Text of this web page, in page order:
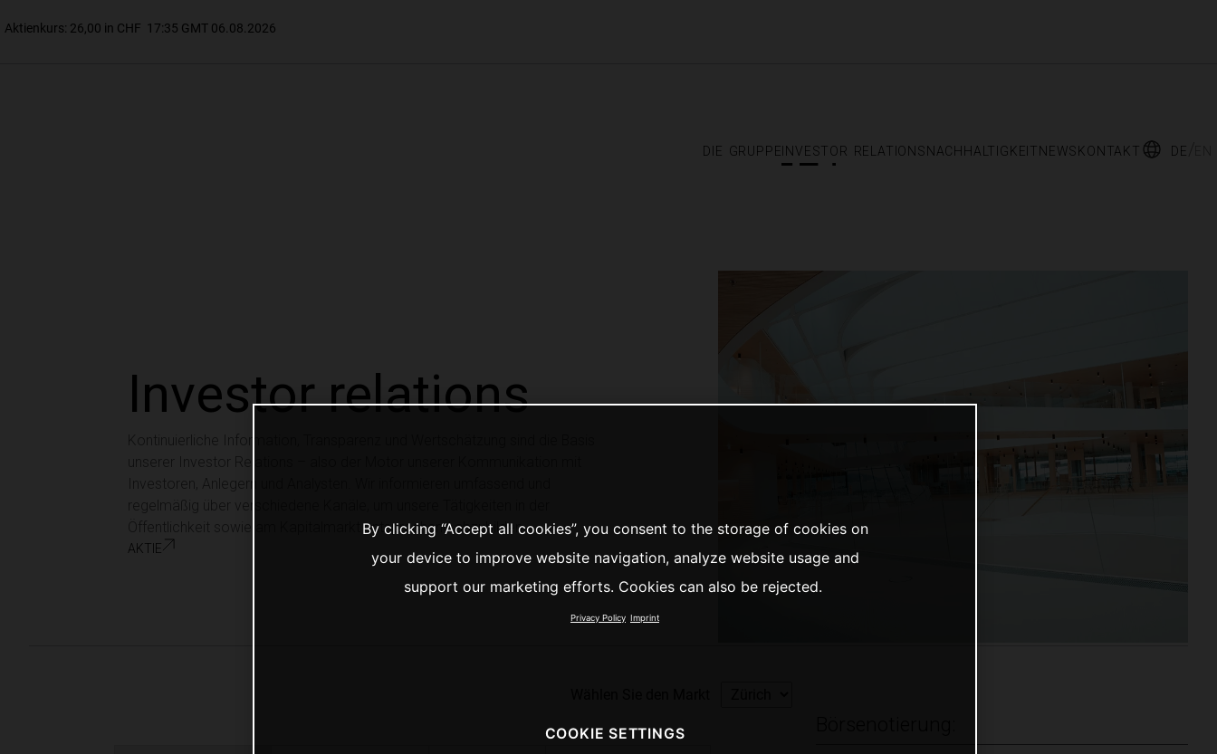
die gruppeinvestor relationsnachhaltigkeitnewskontakt de
Investor relations
Kontinuierliche Information, Transparenz und Wertschätzung sind die Basis
unserer Investor Relations – also der Motor unserer Kommunikation mit
Investoren, Anlegern und Analysten. Wir informieren umfassend und
regelmäßig über verschiedene Kanäle, um unsere Tätigkeiten in der
Öffentlichkeit sowie am Kapitalmarkt entsprechend abzubilden.
aktie
By clicking “Accept all cookies”, you consent to the storage of cookies on
your device to improve website navigation, analyze website usage and
support our marketing efforts. Cookies can also be rejected.
Privacy Policy Imprint
COOKIE SETTINGS